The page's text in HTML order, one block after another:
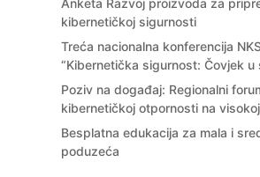
Anketa Razvoj proizvoda za
kibernetičkoj sigurnosti
Treća nacionalna konferencija
“Kibernetička sigurnost: Čovjek u
Poziv na događaj: Regionalni
kibernetičkoj otpornosti na
Besplatna edukacija za mala i
poduzeća